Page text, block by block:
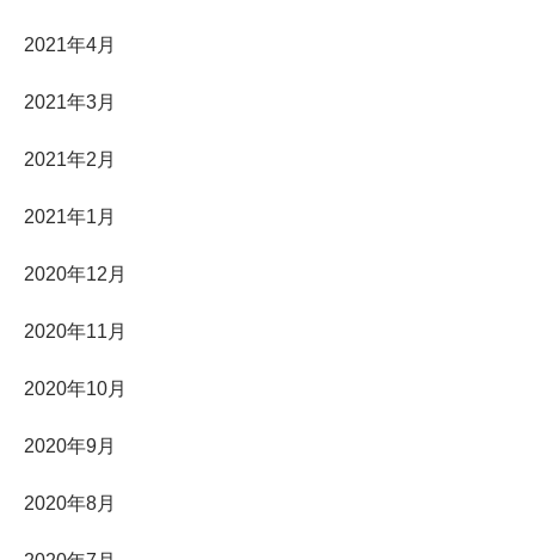
2021年4月
2021年3月
2021年2月
2021年1月
2020年12月
2020年11月
2020年10月
2020年9月
2020年8月